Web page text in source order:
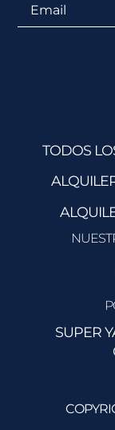
TODOS
SUPER